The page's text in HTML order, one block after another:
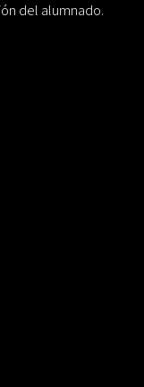
del alumnado.